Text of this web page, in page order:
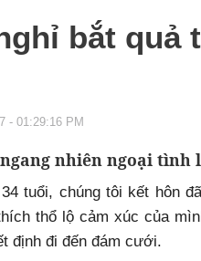
bắt
- 01:29:16 PM
nhiên ngoại
tuổi, chúng tôi kết hôn
thổ lộ cảm xúc của
định đi đến đám cưới.